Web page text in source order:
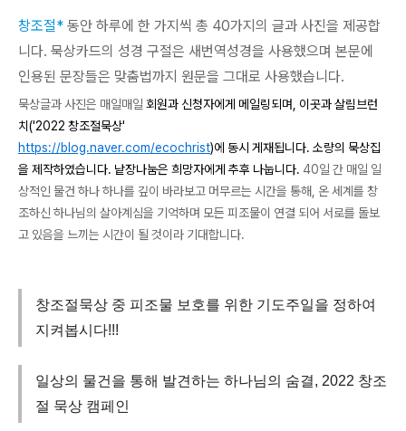
창조절* 동안 하루에 한 가지씩 총 40가지의 글과 사진을 제공합
니다. 묵상카드의 성경 구절은 새번역성경을 사용했으며 본문에
인용된 문장들은 맞춤법까지 원문을 그대로 사용했습니다.
묵상글과 사진은 매일매일 회원과 신청자에게 메일링되며, 이곳과 살림브런
치('2022 창조절묵상'
https://blog.naver.com/ecochrist)에 동시 게재됩니다. 소량의 묵상집
을 제작하였습니다. 낱장나눔은 희망자에게 추후 나눕니다. 40일 간 매일 일
상적인 물건 하나 하나를 깊이 바라보고 머무르는 시간을 통해, 온 세계를 창
조하신 하나님의 살아계심을 기억하며 모든 피조물이 연결 되어 서로를 돌보
고 있음을 느끼는 시간이 될 것이라 기대합니다.
창조절묵상 중 피조물 보호를 위한 기도주일을 정하여
지켜봅시다!!!
일상의 물건을 통해 발견하는 하나님의 숨결, 2022 창조
절 묵상 캠페인